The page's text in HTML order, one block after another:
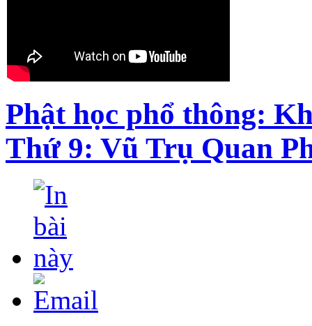
Phật học phổ thông:
Thứ 9: Vũ Trụ Quan